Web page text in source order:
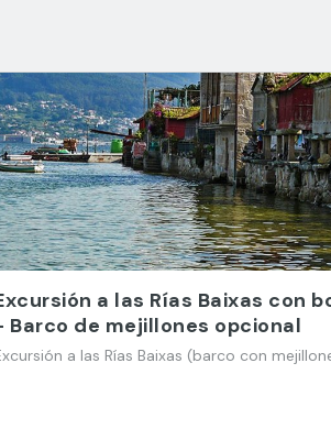
a las Rías Baixas con
Barco de mejillones opcional
a las Rías Baixas (barco con